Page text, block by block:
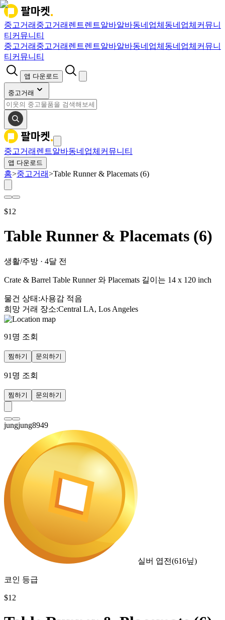
중고거래 중고거래 렌트렌트알바알바동네업체 동네업체 커뮤니
티 커뮤니티
중고거래 중고거래 렌트렌트알바알바동네업체 동네업체 커뮤니
티 커뮤니티
앱 다운로드
중고거래
중고거래 렌트알바동네업체 커뮤니티
앱 다운로드
홈>중고거래>Table Runner & Placemats (6)
$12
Table Runner & Placemats (6)
생활/주방 · 4달 전
Crate & Barrel Table Runner 와 Placemats 길이는 14 x 120 inch
물건 상태 :사용감 적음
희망 거래 장소:Central LA, Los Angeles
91 명 조회
찜하기 문의하기
91 명 조회
찜하기 문의하기
jungjung8949
실버 엽전(616닢)
코인 등급
$12